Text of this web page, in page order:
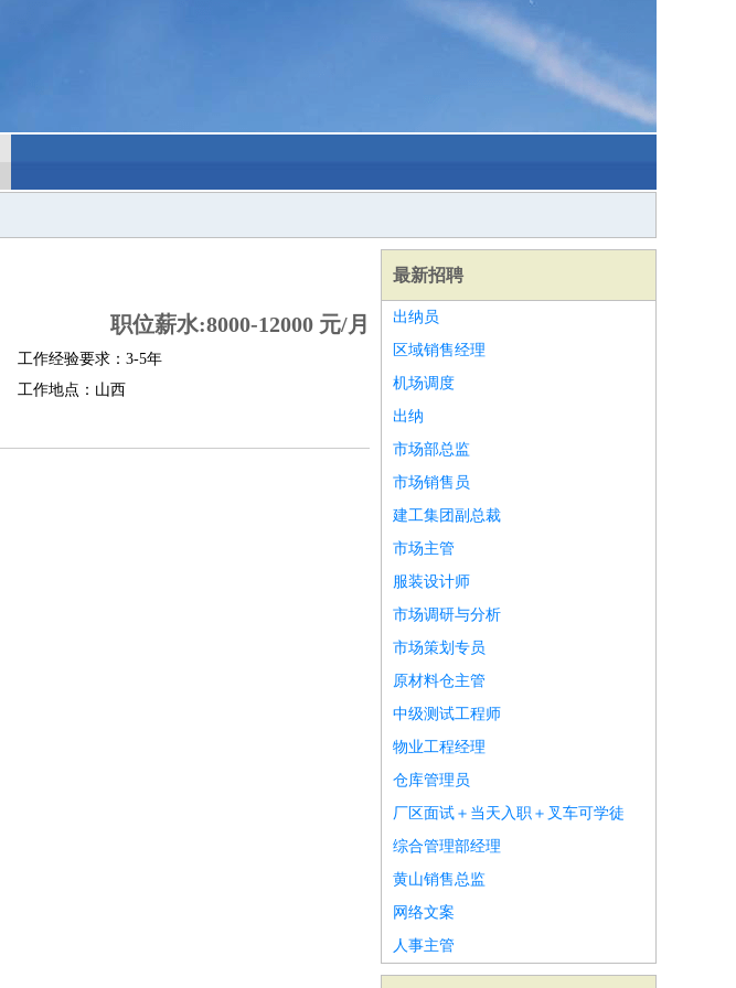
职位薪水:8000-12000 元/月
工作经验要求：3-5年
工作地点：山西
最新招聘
出纳员
区域销售经理
机场调度
出纳
市场部总监
市场销售员
建工集团副总裁
市场主管
服装设计师
市场调研与分析
市场策划专员
原材料仓主管
中级测试工程师
物业工程经理
仓库管理员
厂区面试＋当天入职＋叉车可学徒
综合管理部经理
黄山销售总监
网络文案
人事主管